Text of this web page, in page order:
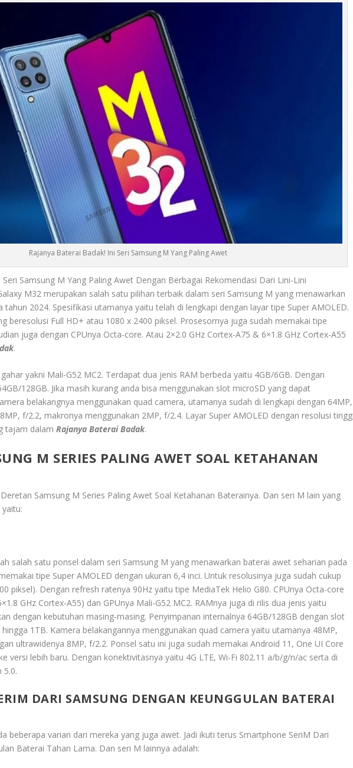
Rajanya Baterai Badak! Ini Seri Samsung M Yang Paling Awet
Seri Samsung M Yang Paling Awet Dengan Berbagai Rekomendasi Dari Lini-Lini
M32 merupakan salah satu pilihan terbaik dalam seri Samsung M yang menawarkan
tahun 2024. Spesifikasi utamanya yaitu telah di lengkapi dengan layar tipe Super AMOLED.
beresolusi Full HD+ atau 1080 x 2400 piksel. Prosesornya juga sudah memakai tipe
juga dengan CPUnya Octa-core. Atau 2×2.0 GHz Cortex-A75 & 6×1.8 GHz Cortex-A55
.
yakni Mali-G52 MC2. Terdapat dua jenis RAM berbeda yaitu 4GB/6GB. Dengan
128GB. Jika masih kurang anda bisa menggunakan slot microSD yang dapat
belakangnya menggunakan quad camera, utamanya sudah di lengkapi dengan 64MP,
f/2.2, makronya menggunakan 2MP, f/2.4. Layar Super AMOLED dengan resolusi
tajam dalamRajanya Baterai Badak.
M SERIES PALING AWET SOAL KETAHANAN
Deretan Samsung M Series Paling Awet Soal Ketahanan Baterainya. Dan seri M lain yang
salah satu ponsel dalam seri Samsung M yang menawarkan baterai awet seharian pada
tipe Super AMOLED dengan ukuran 6,4 inci. Untuk resolusinya juga sudah cukup
piksel). Dengan refresh ratenya 90Hz yaitu tipe MediaTek Helio G80. CPUnya Octa-core
GHz Cortex-A55) dan GPUnya Mali-G52 MC2. RAMnya juga di rilis dua jenis yaitu
dengan kebutuhan masing-masing. Penyimpanan internalnya 64GB/128GB dengan slot
1TB. Kamera belakangannya menggunakan quad camera yaitu utamanya 48MP,
ultrawidenya 8MP, f/2.2. Ponsel satu ini juga sudah memakai Android 11, One UI Core
versi lebih baru. Dengan konektivitasnya yaitu 4G LTE, Wi-Fi 802.11 a/b/g/n/ac serta di
5.0.
DARI SAMSUNG DENGAN KEUNGGULAN BATERAI
beberapa varian dari mereka yang juga awet. Jadi ikuti terus Smartphone SeriM Dari
Baterai Tahan Lama. Dan seri M lainnya adalah: